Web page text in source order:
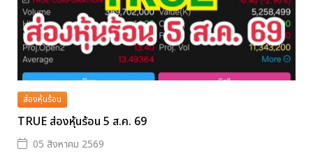
ส่องหุ้นร้อน
TRUE ส่องหุ้นร้อน 5 ส.ค. 69
05 สิงหาคม 2569